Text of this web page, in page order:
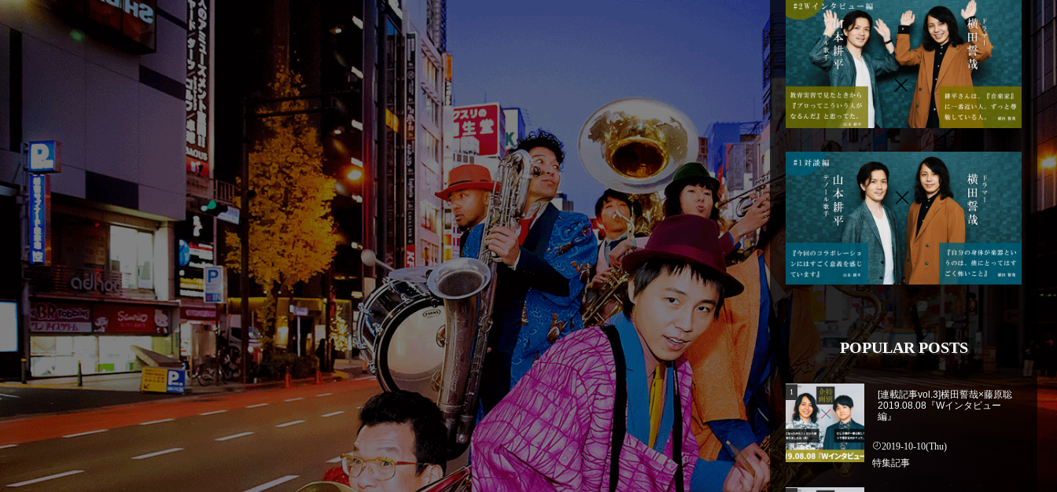
POPULAR POSTS
[連載記事vol.3]横田誓哉×藤原聡
2019.08.08『Wインタビュー
編』
2019-10-10(Thu)
特集記事